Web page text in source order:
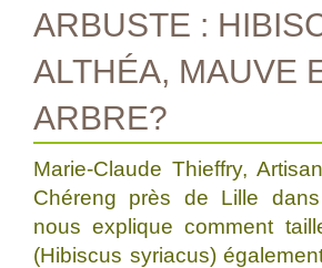
ARBUSTE :
ALTHÉA, MAUVE
ARBRE?
Marie-Claude Thieffry,
Chéreng près de Lille
nous explique comment
(Hibiscus syriacus)